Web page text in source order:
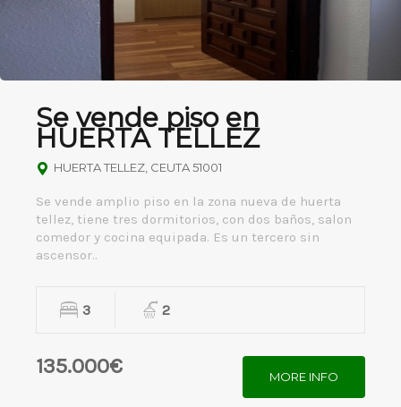
Se vende piso en
HUERTA TELLEZ
HUERTA TELLEZ, CEUTA 51001
Se vende amplio piso en la zona nueva de huerta
tellez, tiene tres dormitorios, con dos baños, salon
comedor y cocina equipada. Es un tercero sin
ascensor..
3 2
135.000€ MORE INFO